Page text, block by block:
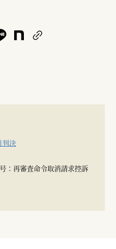
判決
：再審査命令取消請求控訴